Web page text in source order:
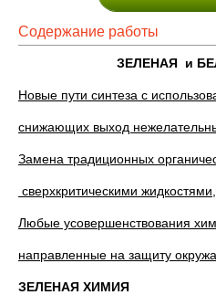
Содержание работы
ЗЕЛЕНАЯ и
Новые пути синтеза с
снижающих выход
Замена традиционных
сверхкритическими
Любые усовершенствования
направленные на защиту
ЗЕЛЕНАЯ ХИМИЯ